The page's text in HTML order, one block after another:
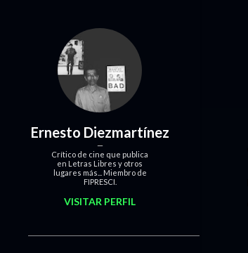
Ernesto Diezmartínez
Crítico de cine que publica
en Letras Libres y otros
lugares más... Miembro de
FIPRESCI.
VISITAR PERFIL